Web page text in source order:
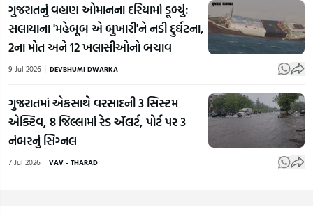
ગુજરાતનું વહાણ ઓમાનના દરિયામાં ડૂબ્યું:
સલાયાના 'મહેબૂબ એ બુખારી'ને નડી દુર્ઘટના,
2ના મોત અને 12 ખલાસીઓનો બચાવ
9 Jul 2026 DEVBHUMI DWARKA
ગુજરાતમાં એકસાથે વરસાદની 3 સિસ્ટમ
એક્ટિવ, 8 જિલ્લામાં રેડ ઍલર્ટ, પોર્ટ પર 3
નંબરનું સિગ્નલ
7 Jul 2026 VAV - THARAD